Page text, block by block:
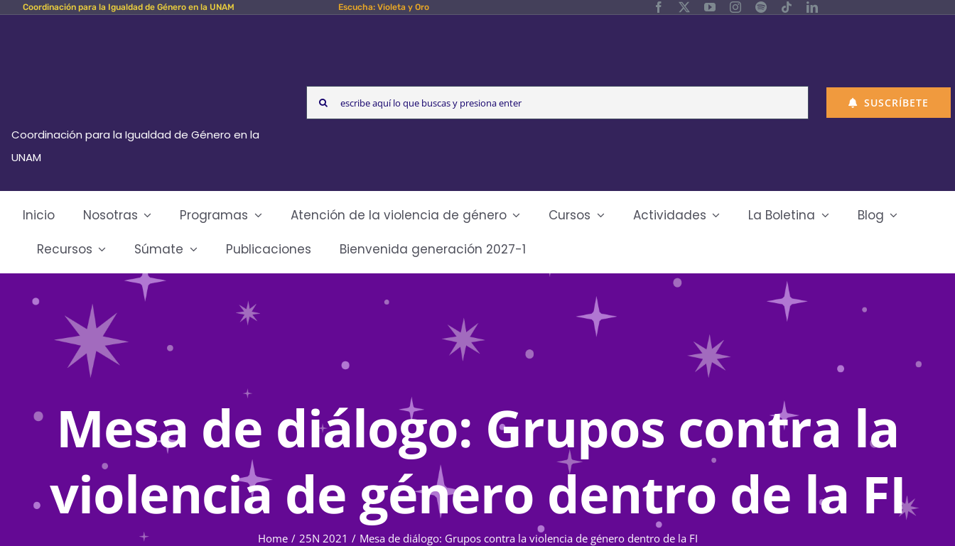
Skip Coordinación para la Igualdad de Género en la UNAM Escucha: Violeta y Oro
Coordinación para la Igualdad de Género en la
UNAM
Search
for:
SUSCRÍBETE
Inicio Nosotras Programas Atención de la violencia de género Cursos Actividades La Boletina
Blog
Recursos
Súmate Publicaciones Bienvenida generación 2027-1
Mesa de diálogo: Grupos contra la
violencia de género dentro de la FI
Home 25N 2021 Mesa de diálogo: Grupos contra la violencia de género dentro de la FI